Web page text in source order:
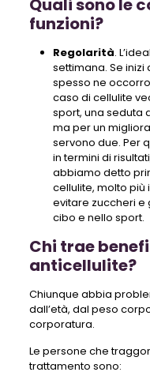
Quali sono le
funzioni?
Regolarità.
settimana. Se
spesso ne
caso di cellulite
sport, una seduta
ma per un
servono due. Per
in termini di
abbiamo detto
cellulite, molto
evitare zuccheri e
cibo e nello sport.
Chi trae
anticellulite?
Chiunque abbia
dall’età, dal peso
corporatura.
Le persone che
trattamento sono: